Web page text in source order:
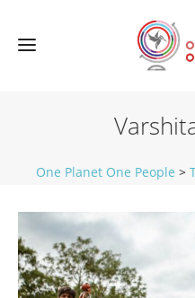
One Planet One People >